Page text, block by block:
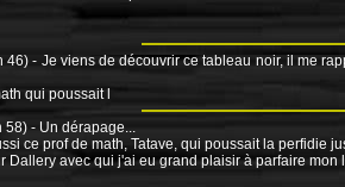
46) - Je viens de découvrir ce tableau noir, il me
qui poussait l
58) - Un dérapage...
ce prof de math, Tatave, qui poussait la perfidie
Dallery avec qui j'ai eu grand plaisir à parfaire